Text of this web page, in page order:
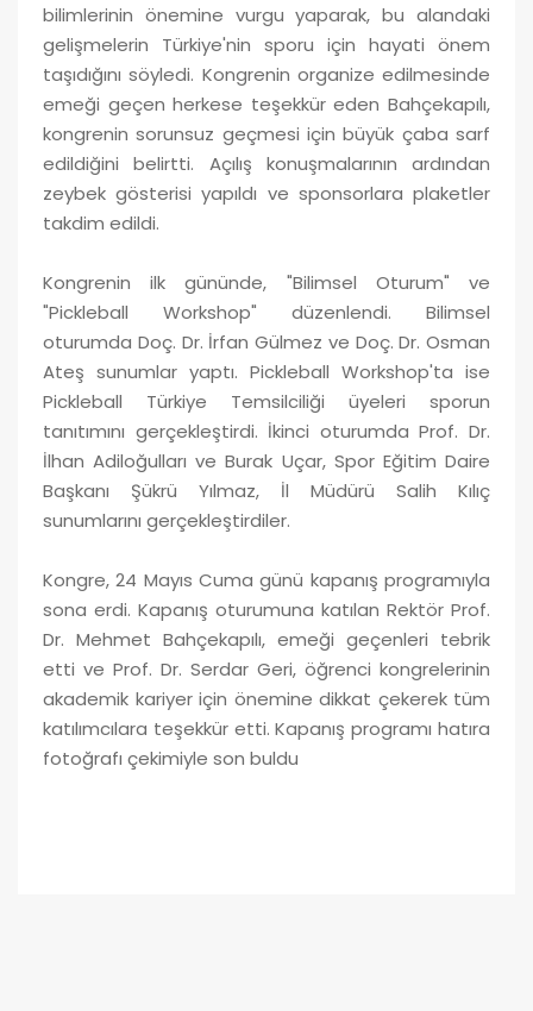
bilimlerinin önemine vurgu yaparak, bu alandaki
gelişmelerin Türkiye'nin sporu için hayati önem
taşıdığını söyledi. Kongrenin organize edilmesinde
emeği geçen herkese teşekkür eden Bahçekapılı,
kongrenin sorunsuz geçmesi için büyük çaba sarf
edildiğini belirtti. Açılış konuşmalarının ardından
zeybek gösterisi yapıldı ve sponsorlara plaketler
takdim edildi.
Kongrenin ilk gününde, "Bilimsel Oturum" ve
"Pickleball Workshop" düzenlendi. Bilimsel
oturumda Doç. Dr. İrfan Gülmez ve Doç. Dr. Osman
Ateş sunumlar yaptı. Pickleball Workshop'ta ise
Pickleball Türkiye Temsilciliği üyeleri sporun
tanıtımını gerçekleştirdi. İkinci oturumda Prof. Dr.
İlhan Adiloğulları ve Burak Uçar, Spor Eğitim Daire
Başkanı Şükrü Yılmaz, İl Müdürü Salih Kılıç
sunumlarını gerçekleştirdiler.
Kongre, 24 Mayıs Cuma günü kapanış programıyla
sona erdi. Kapanış oturumuna katılan Rektör Prof.
Dr. Mehmet Bahçekapılı, emeği geçenleri tebrik
etti ve Prof. Dr. Serdar Geri, öğrenci kongrelerinin
akademik kariyer için önemine dikkat çekerek tüm
katılımcılara teşekkür etti. Kapanış programı hatıra
fotoğrafı çekimiyle son buldu